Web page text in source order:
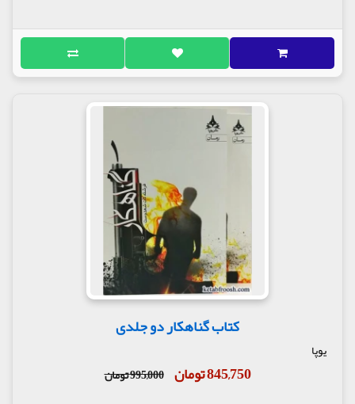
کتاب گناهکار دو جلدی
یوپا
845,750 تومان 995,000 تومان